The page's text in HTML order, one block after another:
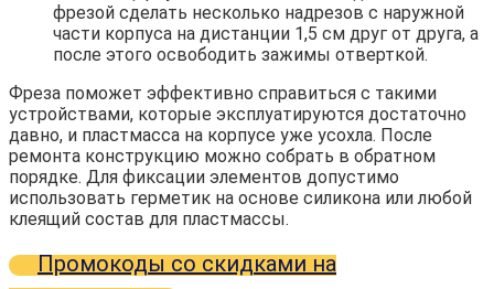
фрезой сделать несколько надрезов с наружной
части корпуса на дистанции 1,5 см друг от друга, а
после этого освободить зажимы отверткой.
Фреза поможет эффективно справиться с такими
устройствами, которые эксплуатируются достаточно
давно, и пластмасса на корпусе уже усохла. После
ремонта конструкцию можно собрать в обратном
порядке. Для фиксации элементов допустимо
использовать герметик на основе силикона или любой
клеящий состав для пластмассы.
Промокоды со скидками на